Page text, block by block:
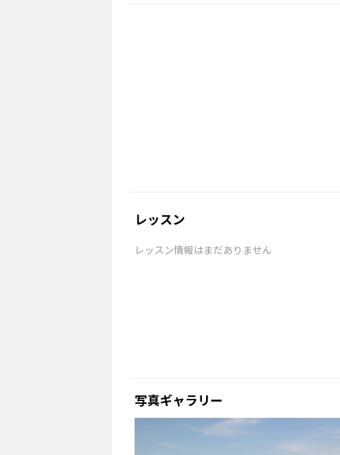
レッスン
レッスン情報はまだありません
写真ギャラリー